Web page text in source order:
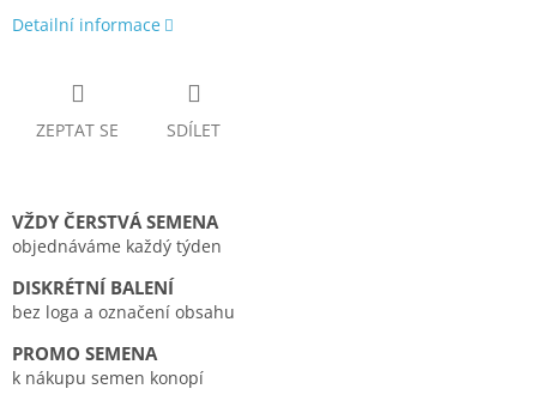
Detailní informace
ZEPTAT SE SDÍLET
VŽDY ČERSTVÁ SEMENA
objednáváme každý týden
DISKRÉTNÍ BALENÍ
bez loga a označení obsahu
PROMO SEMENA
k nákupu semen konopí